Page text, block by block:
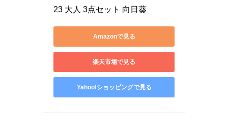
23 大人 3点セット 向日葵
Amazonで見る
楽天市場で見る
Yahoo!ショッピングで見る